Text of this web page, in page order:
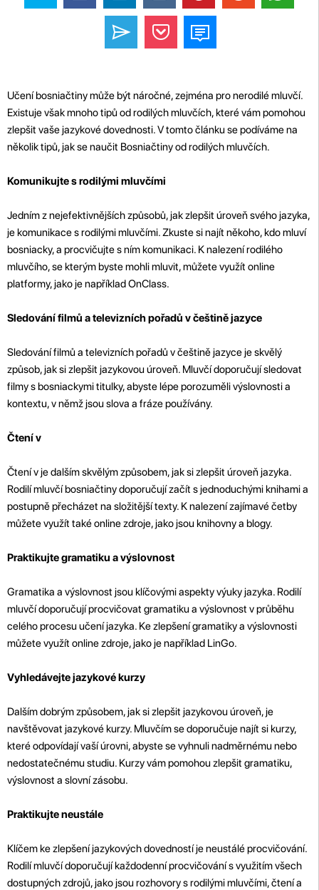
Učení bosniačtiny může být náročné, zejména pro nerodilé mluvčí.
Existuje však mnoho tipů od rodilých mluvčích, které vám pomohou
zlepšit vaše jazykové dovednosti. V tomto článku se podíváme na
několik tipů, jak se naučit Bosniačtiny od rodilých mluvčích.
Komunikujte s rodilými mluvčími
Jedním z nejefektivnějších způsobů, jak zlepšit úroveň svého jazyka,
je komunikace s rodilými mluvčími. Zkuste si najít někoho, kdo mluví
bosniacky, a procvičujte s ním komunikaci. K nalezení rodilého
mluvčího, se kterým byste mohli mluvit, můžete využít online
platformy, jako je například OnClass.
Sledování filmů a televizních pořadů v češtině jazyce
Sledování filmů a televizních pořadů v češtině jazyce je skvělý
způsob, jak si zlepšit jazykovou úroveň. Mluvčí doporučují sledovat
filmy s bosniackymi titulky, abyste lépe porozuměli výslovnosti a
kontextu, v němž jsou slova a fráze používány.
Čtení v
Čtení v je dalším skvělým způsobem, jak si zlepšit úroveň jazyka.
Rodilí mluvčí bosniačtiny doporučují začít s jednoduchými knihami a
postupně přecházet na složitější texty. K nalezení zajímavé četby
můžete využít také online zdroje, jako jsou knihovny a blogy.
Praktikujte gramatiku a výslovnost
Gramatika a výslovnost jsou klíčovými aspekty výuky jazyka. Rodilí
mluvčí doporučují procvičovat gramatiku a výslovnost v průběhu
celého procesu učení jazyka. Ke zlepšení gramatiky a výslovnosti
můžete využít online zdroje, jako je například LinGo.
Vyhledávejte jazykové kurzy
Dalším dobrým způsobem, jak si zlepšit jazykovou úroveň, je
navštěvovat jazykové kurzy. Mluvčím se doporučuje najít si kurzy,
které odpovídají vaší úrovni, abyste se vyhnuli nadměrnému nebo
nedostatečnému studiu. Kurzy vám pomohou zlepšit gramatiku,
výslovnost a slovní zásobu.
Praktikujte neustále
Klíčem ke zlepšení jazykových dovedností je neustálé procvičování.
Rodilí mluvčí doporučují každodenní procvičování s využitím všech
dostupných zdrojů, jako jsou rozhovory s rodilými mluvčími, čtení a